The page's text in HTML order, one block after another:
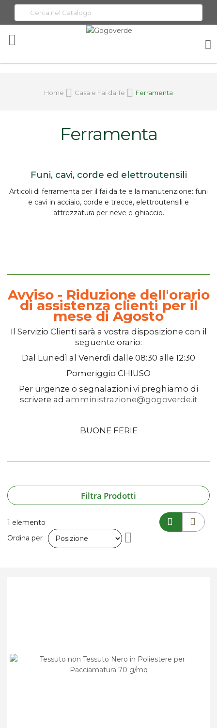
Home Casa e Fai da Te Ferramenta
Ferramenta
Funi, cavi, corde ed elettroutensili
Articoli di ferramenta per il fai da te e la manutenzione: funi
e cavi in acciaio, corde e trecce, elettroutensili e
attrezzatura per neve e ghiaccio.
Avviso - Riduzione dell'orario
di assistenza clienti per il
mese di Agosto
Il Servizio Clienti sarà a vostra disposizione con il
seguente orario:
Dal Lunedì al Venerdì dalle 08:30 alle 12:30
Pomeriggio CHIUSO
Per urgenze o segnalazioni vi preghiamo di
scrivere ad amministrazione@gogoverde.it
BUONE FERIE
Filtra Prodotti
1 elemento
Ordina per